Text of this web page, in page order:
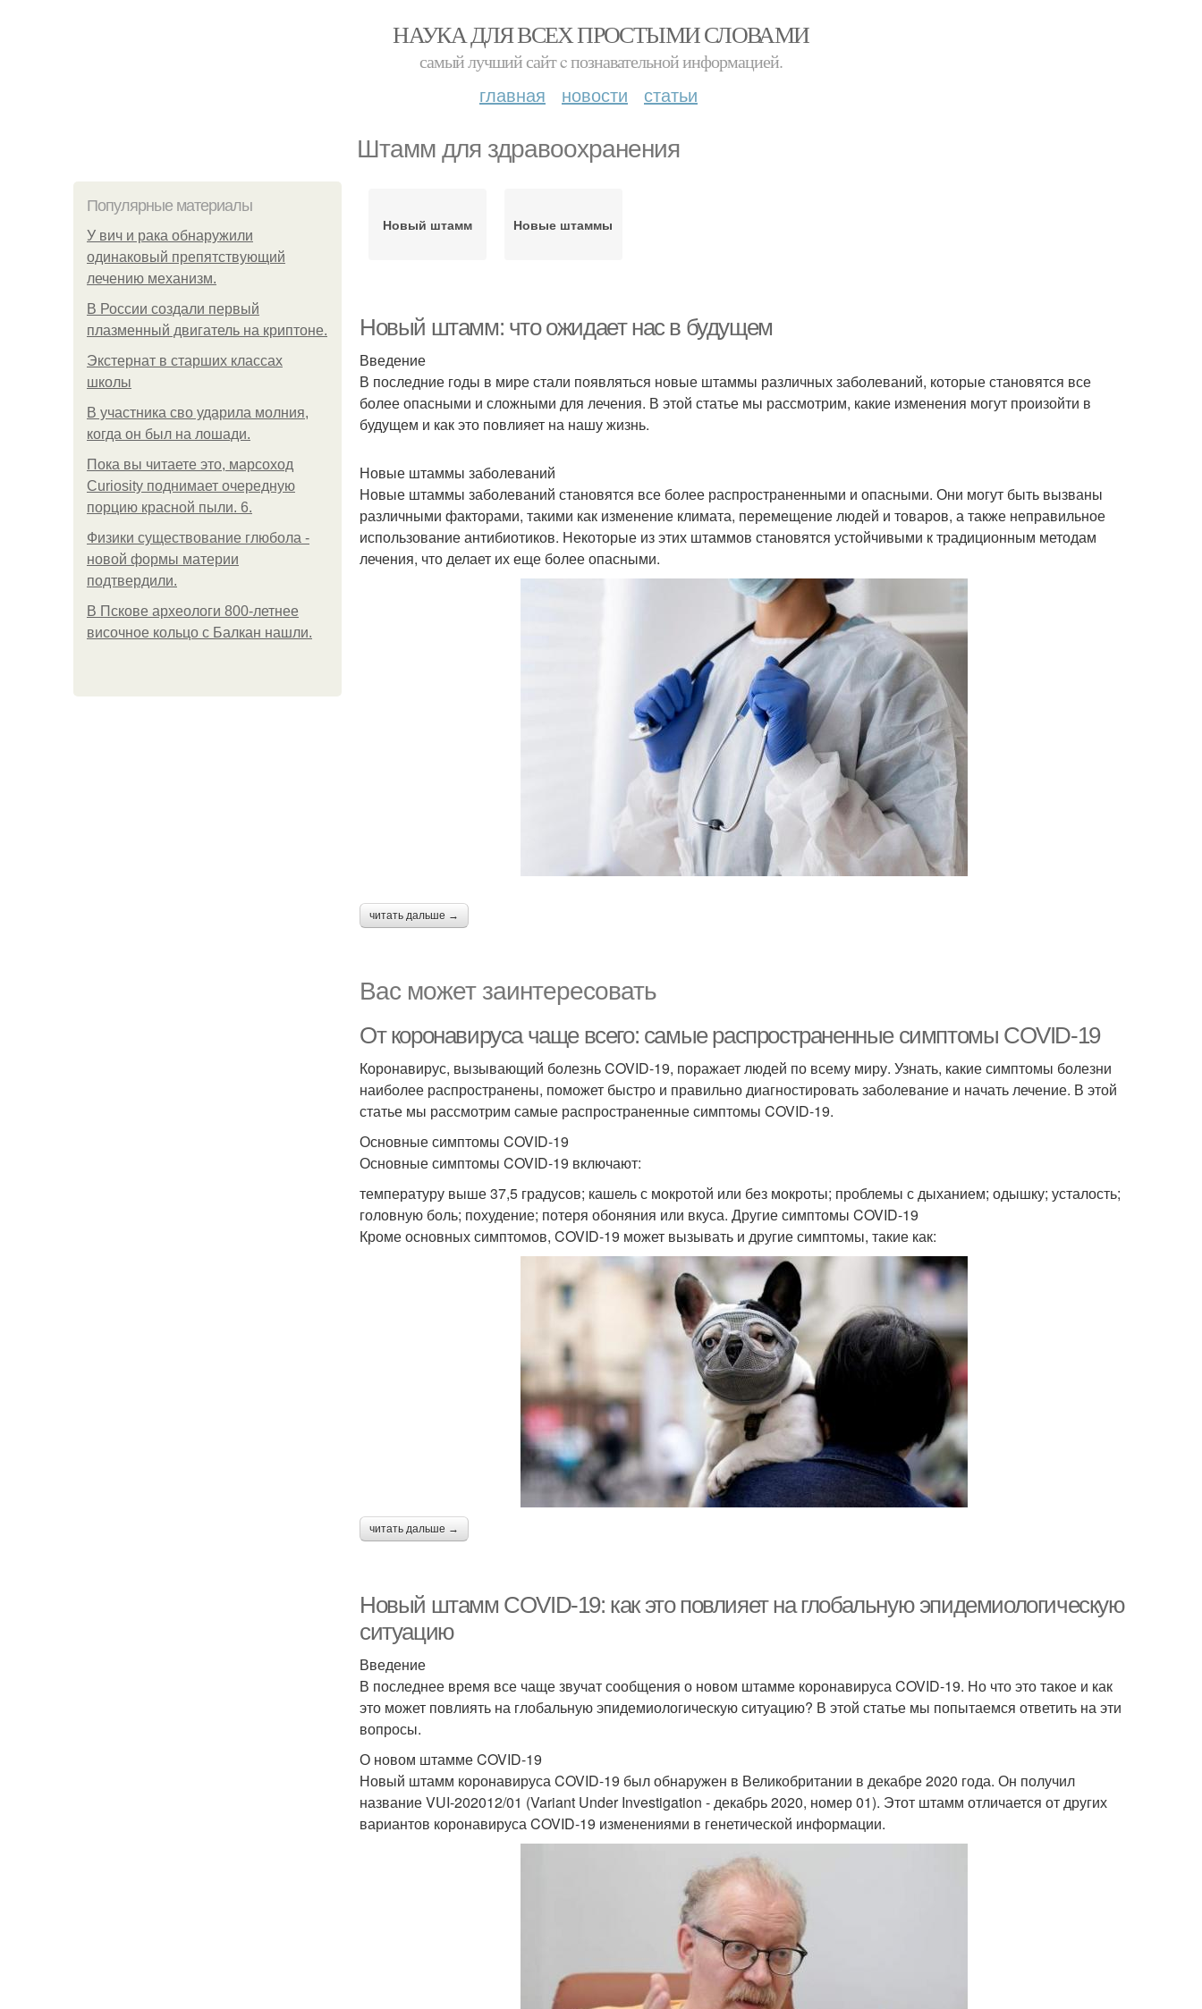
НАУКА ДЛЯ ВСЕХ ПРОСТЫМИ СЛОВАМИ
самый лучший сайт c познавательной информацией.
главная новости статьи
Штамм для здравоохранения
Популярные материалы
У вич и рака обнаружили
одинаковый препятствующий
лечению механизм.
В России создали первый
плазменный двигатель на криптоне.
Экстернат в старших классах
школы
В участника сво ударила молния,
когда он был на лошади.
Пока вы читаете это, марсоход
Curiosity поднимает очередную
порцию красной пыли. 6.
Физики существование глюбола -
новой формы материи
подтвердили.
В Пскове археологи 800-летнее
височное кольцо с Балкан нашли.
Новый штамм Новые штаммы
Новый штамм: что ожидает нас в будущем
Введение
В последние годы в мире стали появляться новые штаммы различных заболеваний, которые становятся все
более опасными и сложными для лечения. В этой статье мы рассмотрим, какие изменения могут произойти в
будущем и как это повлияет на нашу жизнь.
Новые штаммы заболеваний
Новые штаммы заболеваний становятся все более распространенными и опасными. Они могут быть вызваны
различными факторами, такими как изменение климата, перемещение людей и товаров, а также неправильное
использование антибиотиков. Некоторые из этих штаммов становятся устойчивыми к традиционным методам
лечения, что делает их еще более опасными.
читать дальше →
Вас может заинтересовать
От коронавируса чаще всего: самые распространенные симптомы COVID-19
Коронавирус, вызывающий болезнь COVID-19, поражает людей по всему миру. Узнать, какие симптомы болезни
наиболее распространены, поможет быстро и правильно диагностировать заболевание и начать лечение. В этой
статье мы рассмотрим самые распространенные симптомы COVID-19.
Основные симптомы COVID-19
Основные симптомы COVID-19 включают:
температуру выше 37,5 градусов; кашель с мокротой или без мокроты; проблемы с дыханием; одышку; усталость;
головную боль; похудение; потеря обоняния или вкуса. Другие симптомы COVID-19
Кроме основных симптомов, COVID-19 может вызывать и другие симптомы, такие как:
читать дальше →
Новый штамм COVID-19: как это повлияет на глобальную эпидемиологическую
ситуацию
Введение
В последнее время все чаще звучат сообщения о новом штамме коронавируса COVID-19. Но что это такое и как
это может повлиять на глобальную эпидемиологическую ситуацию? В этой статье мы попытаемся ответить на эти
вопросы.
О новом штамме COVID-19
Новый штамм коронавируса COVID-19 был обнаружен в Великобритании в декабре 2020 года. Он получил
название VUI-202012/01 (Variant Under Investigation - декабрь 2020, номер 01). Этот штамм отличается от других
вариантов коронавируса COVID-19 изменениями в генетической информации.